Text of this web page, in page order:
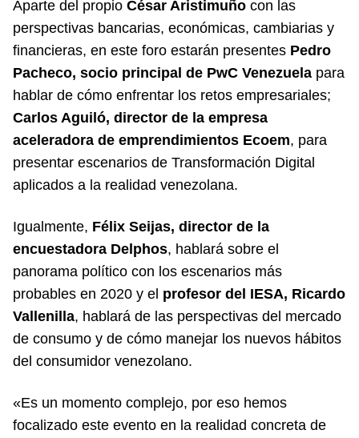
Aparte del propio César Aristimuño con las
perspectivas bancarias, económicas, cambiarias y
financieras, en este foro estarán presentes Pedro
Pacheco, socio principal de PwC Venezuela para
hablar de cómo enfrentar los retos empresariales;
Carlos Aguiló, director de la empresa
aceleradora de emprendimientos Ecoem, para
presentar escenarios de Transformación Digital
aplicados a la realidad venezolana.
Igualmente, Félix Seijas, director de la
encuestadora Delphos, hablará sobre el
panorama político con los escenarios más
probables en 2020 y el profesor del IESA, Ricardo
Vallenilla, hablará de las perspectivas del mercado
de consumo y de cómo manejar los nuevos hábitos
del consumidor venezolano.
«Es un momento complejo, por eso hemos
focalizado este evento en la realidad concreta de